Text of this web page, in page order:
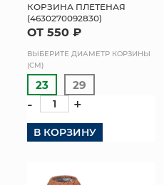
КОРЗИНА ПЛЕТЕНАЯ
(4630270092830)
ОТ 550 ₽
ВЫБЕРИТЕ ДИАМЕТР КОРЗИНЫ
(СМ)
23 29
- +
В КОРЗИНУ